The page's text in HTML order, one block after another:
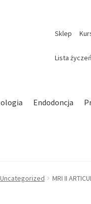
Sklep
Lista życzeń
Endodoncja
Uncategorized MRI II